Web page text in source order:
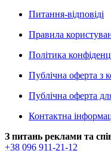
Питання-відповіді
Правила
Політика
Публічна оферта з
Публічна оферта
Контактна
З питань реклами та
+38 096 911-21-12